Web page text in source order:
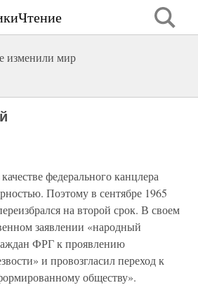
изменили мир
федерального канцлера
Поэтому в сентябре 1965
на второй срок. В своем
заявлении «народный
ФРГ к проявлению
и провозгласил переход к
обществу».